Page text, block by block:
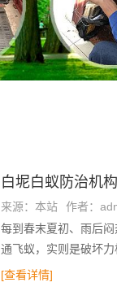
白坭白蚁防治机
来源：本站 作者：
每到春末夏初、雨后
通飞蚁，实则是破坏力
[查看详情]